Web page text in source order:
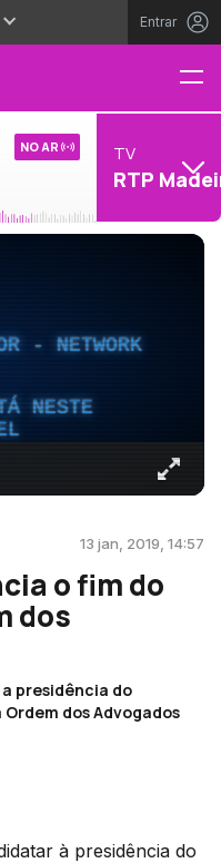
Entrar
NO AR TV
RTP
- NETWORK
NESTE
13 jan, 2019, 14:57
o fim do
dos
a presidência do
dos Advogados
à presidência do